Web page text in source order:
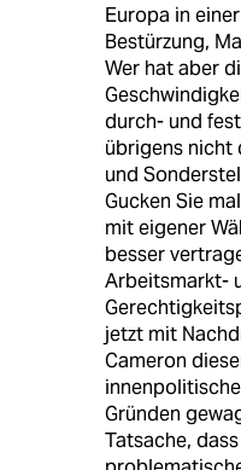
Europa in
Bestürzung,
Wer hat aber
durch- und
übrigens nicht
und
Gucken Sie
mit eigener
besser
Arbeitsmarkt-
jetzt mit
Cameron
Gründen
Tatsache,